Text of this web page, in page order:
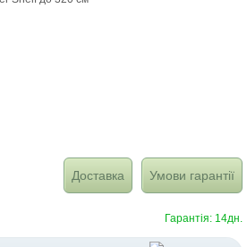
Доставка Умови гарантії
Гарантія: 14дн.